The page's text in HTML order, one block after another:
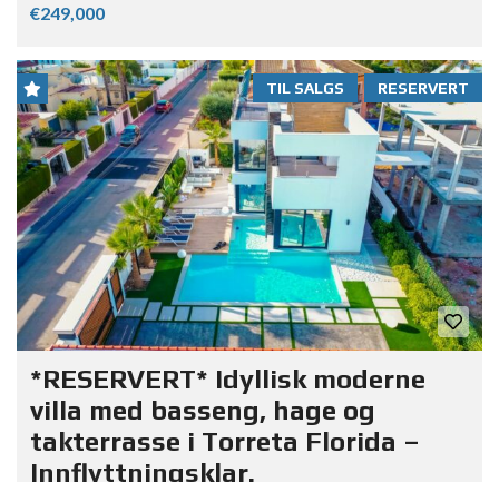
€249,000
RESERVERT
TIL SALGS
*RESERVERT* Idyllisk moderne
villa med basseng, hage og
takterrasse i Torreta Florida –
Innflyttningsklar.